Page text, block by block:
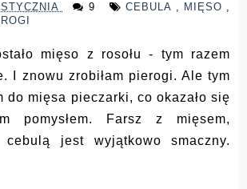
9 CEBULA , MIĘSO ,
mięso z rosołu - tym razem
I znowu zrobiłam pierogi. Ale tym
do mięsa pieczarki, co okazało się
pomysłem. Farsz z mięsem,
jest wyjątkowo smaczny.